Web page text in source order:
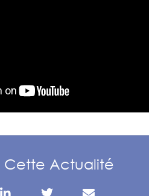
Cette Actualité